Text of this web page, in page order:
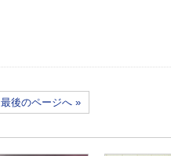
最後のページへ »